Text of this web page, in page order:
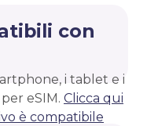
con
i tablet e i
eSIM. Clicca qui
è compatibile